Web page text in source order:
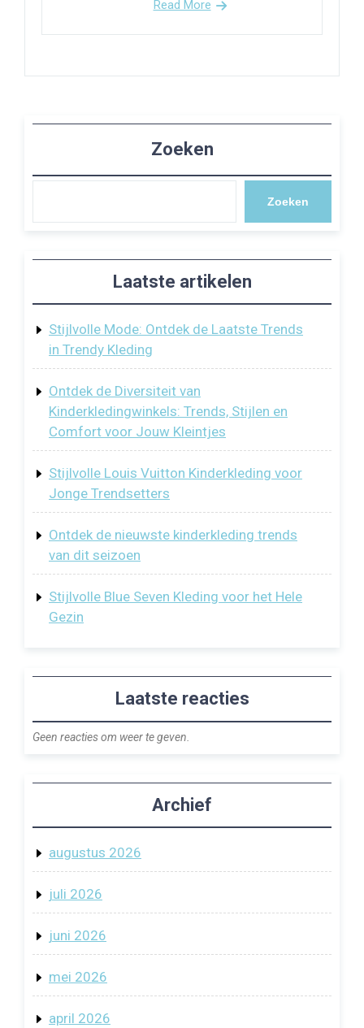
Read More
Zoeken
Zoeken
Laatste artikelen
Stijlvolle Mode: Ontdek de Laatste Trends
in Trendy Kleding
Ontdek de Diversiteit van
Kinderkledingwinkels: Trends, Stijlen en
Comfort voor Jouw Kleintjes
Stijlvolle Louis Vuitton Kinderkleding voor
Jonge Trendsetters
Ontdek de nieuwste kinderkleding trends
van dit seizoen
Stijlvolle Blue Seven Kleding voor het Hele
Gezin
Laatste reacties
Geen reacties om weer te geven.
Archief
augustus 2026
juli 2026
juni 2026
mei 2026
april 2026